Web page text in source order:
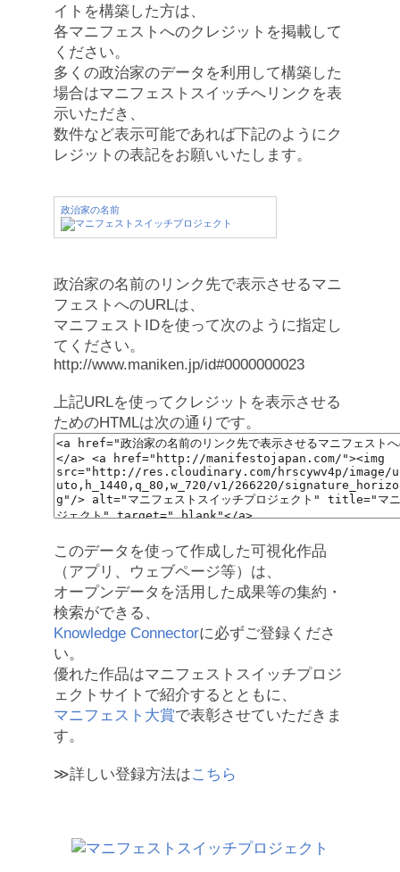
イトを構築した方は、
各マニフェストへのクレジットを掲載して
ください。
多くの政治家のデータを利用して構築した
場合はマニフェストスイッチへリンクを表
示いただき、
数件など表示可能であれば下記のようにク
レジットの表記をお願いいたします。
政治家の名前
政治家の名前のリンク先で表示させるマニ
フェストへのURLは、
マニフェストIDを使って次のように指定し
てください。
http://www.maniken.jp/id#0000000023
上記URLを使ってクレジットを表示させる
ためのHTMLは次の通りです。
このデータを使って作成した可視化作品
（アプリ、ウェブページ等）は、
オープンデータを活用した成果等の集約・
検索ができる、
Knowledge Connectorに必ずご登録くださ
い。
優れた作品はマニフェストスイッチプロジ
ェクトサイトで紹介するとともに、
マニフェスト大賞で表彰させていただきま
す。
≫詳しい登録方法はこちら